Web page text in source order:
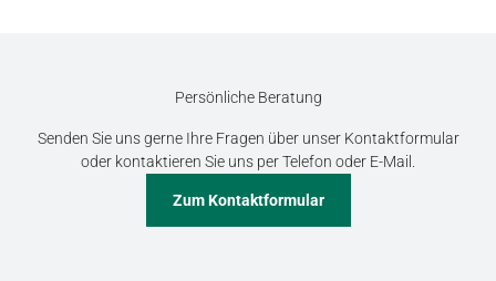
Persönliche Beratung
Senden Sie uns gerne Ihre Fragen über unser Kontaktformular
oder kontaktieren Sie uns per Telefon oder E-Mail.
Zum Kontaktformular